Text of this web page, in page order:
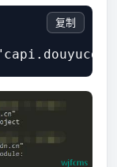
复制